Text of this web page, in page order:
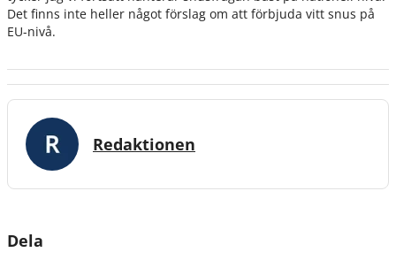
Det finns inte heller något förslag om att förbjuda vitt snus på
EU-nivå.
Redaktionen
Dela